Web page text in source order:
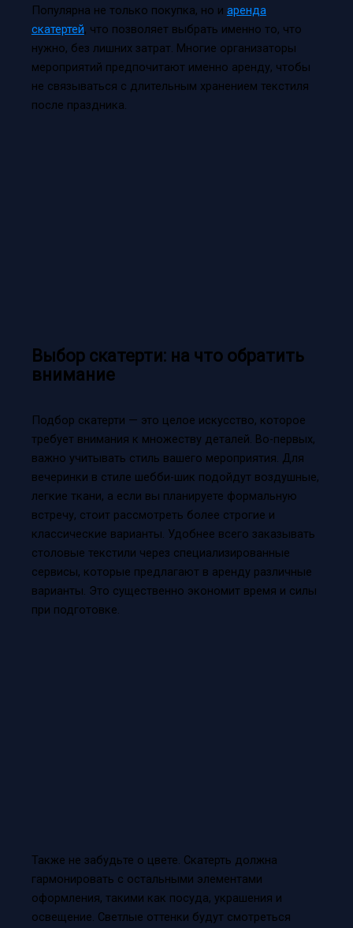
Популярна не только покупка, но и аренда
скатертей, что позволяет выбрать именно то, что
нужно, без лишних затрат. Многие организаторы
мероприятий предпочитают именно аренду, чтобы
не связываться с длительным хранением текстиля
после праздника.
Выбор скатерти: на что обратить
внимание
Подбор скатерти — это целое искусство, которое
требует внимания к множеству деталей. Во-первых,
важно учитывать стиль вашего мероприятия. Для
вечеринки в стиле шебби-шик подойдут воздушные,
легкие ткани, а если вы планируете формальную
встречу, стоит рассмотреть более строгие и
классические варианты. Удобнее всего заказывать
столовые текстили через специализированные
сервисы, которые предлагают в аренду различные
варианты. Это существенно экономит время и силы
при подготовке.
Также не забудьте о цвете. Скатерть должна
гармонировать с остальными элементами
оформления, такими как посуда, украшения и
освещение. Светлые оттенки будут смотреться